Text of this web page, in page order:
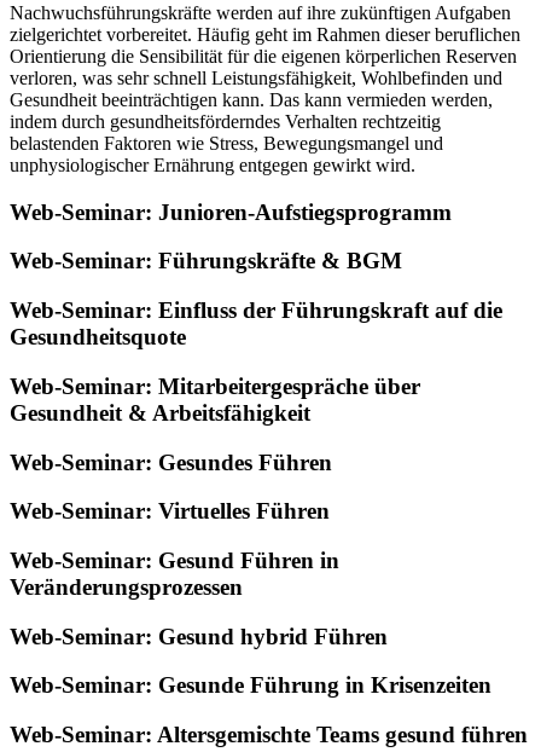
Nachwuchsführungskräfte werden auf ihre zukünftigen Aufgaben
zielgerichtet vorbereitet. Häufig geht im Rahmen dieser beruflichen
Orientierung die Sensibilität für die eigenen körperlichen Reserven
verloren, was sehr schnell Leistungsfähigkeit, Wohlbefinden und
Gesundheit beeinträchtigen kann. Das kann vermieden werden,
indem durch gesundheitsförderndes Verhalten rechtzeitig
belastenden Faktoren wie Stress, Bewegungsmangel und
unphysiologischer Ernährung entgegen gewirkt wird.
Web-Seminar: Junioren-Aufstiegsprogramm
Web-Seminar: Führungskräfte & BGM
Web-Seminar: Einfluss der Führungskraft auf die
Gesundheitsquote
Web-Seminar: Mitarbeitergespräche über
Gesundheit & Arbeitsfähigkeit
Web-Seminar: Gesundes Führen
Web-Seminar: Virtuelles Führen
Web-Seminar: Gesund Führen in
Veränderungsprozessen
Web-Seminar: Gesund hybrid Führen
Web-Seminar: Gesunde Führung in Krisenzeiten
Web-Seminar: Altersgemischte Teams gesund führen